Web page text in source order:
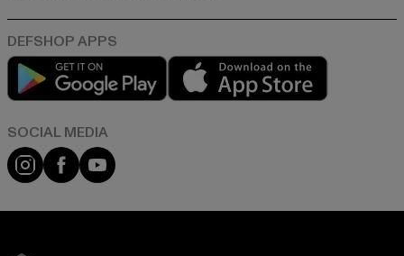
Play market
Instagram
FacebookYouTube